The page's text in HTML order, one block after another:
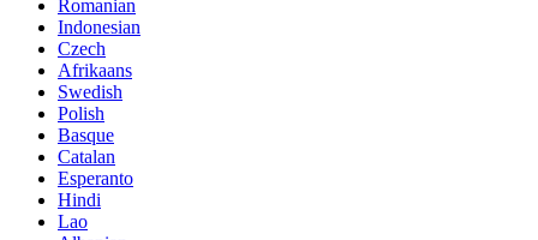
Romanian
Indonesian
Czech
Afrikaans
Swedish
Polish
Basque
Catalan
Esperanto
Hindi
Lao